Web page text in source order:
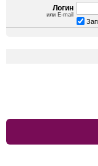
Логин
или E-mail